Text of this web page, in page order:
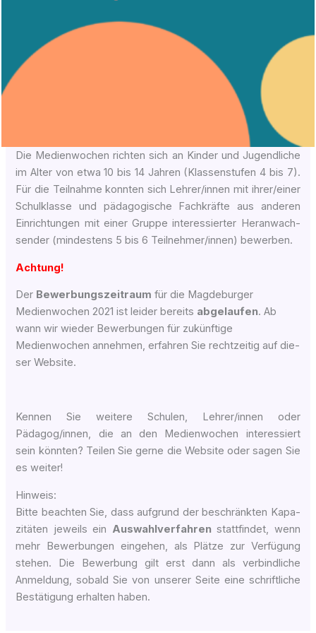
Die Medienwochen rich­ten sich an Kin­der und Jugend­li­che
im Alter von etwa 10 bis 14 Jah­ren (Klas­sen­stu­fen 4 bis 7).
Für die Teil­nah­me konn­ten sich Lehrer/innen mit ihrer/einer
Schul­klas­se und päd­ago­gi­sche Fach­kräf­te aus ande­ren
Ein­rich­tun­gen mit einer Grup­pe inter­es­sier­ter Her­an­wach­
sen­der (min­des­tens 5 bis 6 Teilnehmer/innen) bewerben.
Ach­tung!
Der Bewer­bungs­zeit­raum für die Magdeburger
Medienwochen 2021 ist lei­der bereits abge­lau­fen. Ab
wann wir wie­der Bewer­bun­gen für zukünf­ti­ge
Medienwochen anneh­men, erfah­ren Sie recht­zei­tig auf die­
ser Website.
Ken­nen Sie wei­te­re Schu­len, Lehrer/innen oder
Pädagog/innen, die an den Medienwochen inter­es­siert
sein könn­ten? Tei­len Sie ger­ne die Web­site oder sagen Sie
es weiter!
Hinweis:
Bit­te beach­ten Sie, dass auf­grund der beschränk­ten Kapa­
zi­tä­ten jeweils ein Aus­wahl­ver­fah­ren statt­fin­det, wenn
mehr Bewer­bun­gen ein­ge­hen, als Plät­ze zur Ver­fü­gung
ste­hen. Die Bewer­bung gilt erst dann als ver­bind­li­che
Anmel­dung, sobald Sie von unse­rer Sei­te eine schrift­li­che
Bestä­ti­gung erhal­ten haben.